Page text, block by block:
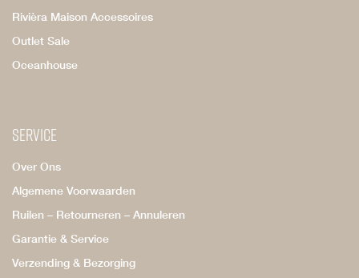
Rivièra Maison Accessoires
Outlet Sale
Oceanhouse
Service
Over Ons
Algemene Voorwaarden
Ruilen – Retourneren – Annuleren
Garantie & Service
Verzending & Bezorging